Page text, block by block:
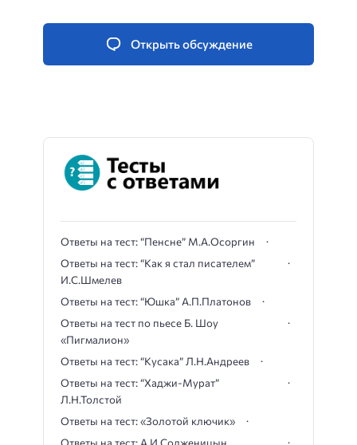
Открыть обсуждение
Ответы на тест: “Пенсне” М.А.Осоргин
Ответы на тест: “Как я стал писателем”
И.С.Шмелев
Ответы на тест: “Юшка” А.П.Платонов
Ответы на тест по пьесе Б. Шоу
«Пигмалион»
Ответы на тест: “Кусака” Л.Н.Андреев
Ответы на тест: “Хаджи-Мурат”
Л.Н.Толстой
Ответы на тест: «Золотой ключик»